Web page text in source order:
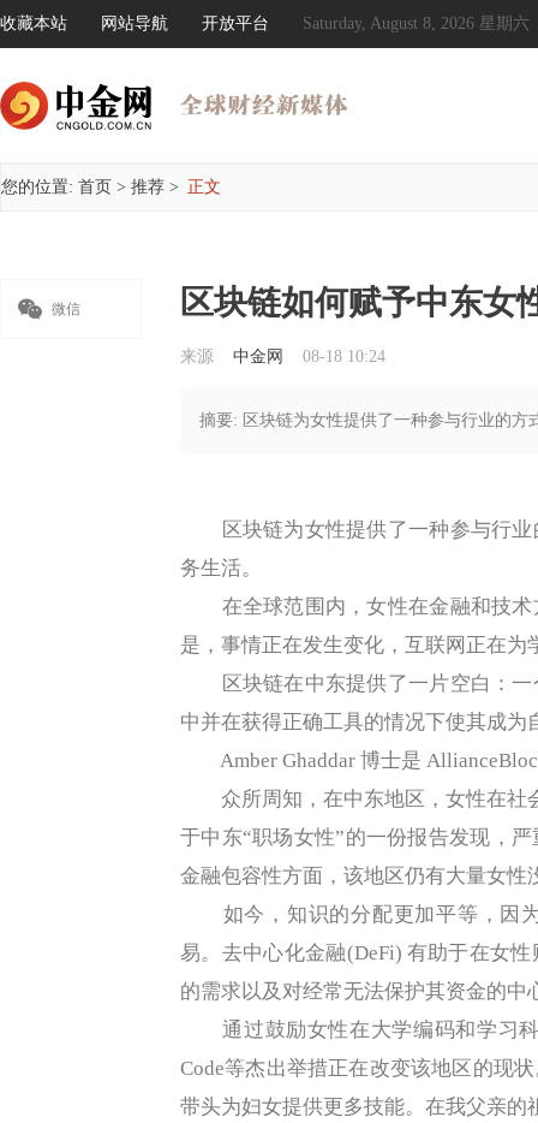
收藏本站 网站导航 开放平台 Saturday, August 8, 2026 星期六
您的位置: 首页 > 推荐 > 正文
 微信 区块链如何赋予中东女
来源 中金网 08-18 10:24
摘要: 区块链为女性提供了一种参与行业的
区块链为女性提供了一种参与行业
务生活。
在全球范围内，女性在金融和技术
是，事情正在发生变化，互联网正在为
区块链在中东提供了一片空白：一
中并在获得正确工具的情况下使其成为
Amber Ghaddar 博士是
众所周知，在中东地区，女性在社
于中东“职场女性”的一份报告发现，
金融包容性方面，该地区仍有大量女性
如今，知识的分配更加平等，因为
易。去中心化金融(DeFi) 有助于在女
的需求以及对经常无法保护其资金的中
通过鼓励女性在大学编码和学习科
Code等杰出举措正在改变该地区的现
带头为妇女提供更多技能。在我父亲的